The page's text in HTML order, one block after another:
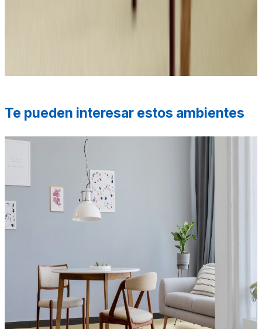
*Las fotografías de productos y ambientes son
ilustrativas, algunos atributos de color y textura pueden
Te pueden interesar estos ambientes